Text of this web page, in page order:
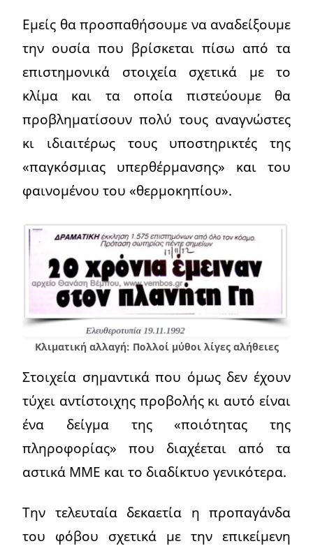
Εμείς θα προσπαθήσουμε να αναδείξουμε
την ουσία που βρίσκεται πίσω από τα
επιστημονικά στοιχεία σχετικά με το
κλίμα και τα οποία πιστεύουμε θα
προβληματίσουν πολύ τους αναγνώστες
κι ιδιαιτέρως τους υποστηρικτές της
«παγκόσμιας υπερθέρμανσης» και του
φαινομένου του «θερμοκηπίου».
Κλιματική αλλαγή: Πολλοί μύθοι λίγες αλήθειες
Στοιχεία σημαντικά που όμως δεν έχουν
τύχει αντίστοιχης προβολής κι αυτό είναι
ένα δείγμα της «ποιότητας της
πληροφορίας» που διαχέεται από τα
αστικά ΜΜΕ και το διαδίκτυο γενικότερα.
Την τελευταία δεκαετία η προπαγάνδα
του φόβου σχετικά με την επικείμενη